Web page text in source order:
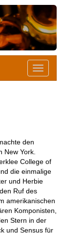
den
New York.
College of
die einmalige
und Herbie
Ruf des
amerikanischen
Komponisten,
Stern in der
und Sensus für